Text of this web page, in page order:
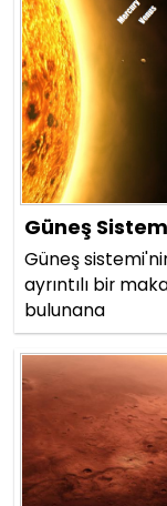
Güneş
Güneş
ayrıntılı bir
bulunana